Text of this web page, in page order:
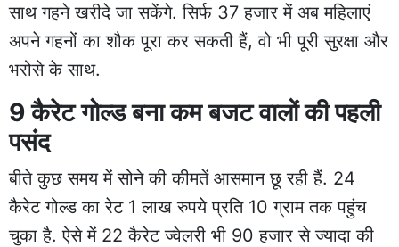
साथ गहने खरीदे जा सकेंगे. सिर्फ 37 हजार में अब महिलाएं
अपने गहनों का शौक पूरा कर सकती हैं, वो भी पूरी सुरक्षा और
भरोसे के साथ.
9 कैरेट गोल्ड बना कम बजट वालों की पहली
पसंद
बीते कुछ समय में सोने की कीमतें आसमान छू रही हैं. 24
कैरेट गोल्ड का रेट 1 लाख रुपये प्रति 10 ग्राम तक पहुंच
चुका है. ऐसे में 22 कैरेट ज्वेलरी भी 90 हजार से ज्यादा की